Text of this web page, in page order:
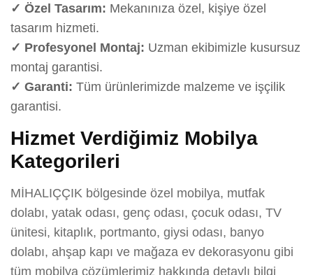
✓ Özel Tasarım: Mekanınıza özel, kişiye özel
tasarım hizmeti.
✓ Profesyonel Montaj: Uzman ekibimizle kusursuz
montaj garantisi.
✓ Garanti: Tüm ürünlerimizde malzeme ve işçilik
garantisi.
Hizmet Verdiğimiz Mobilya
Kategorileri
MİHALIÇÇIK bölgesinde özel mobilya, mutfak
dolabı, yatak odası, genç odası, çocuk odası, TV
ünitesi, kitaplık, portmanto, giysi odası, banyo
dolabı, ahşap kapı ve mağaza ev dekorasyonu gibi
tüm mobilya çözümlerimiz hakkında detaylı bilgi